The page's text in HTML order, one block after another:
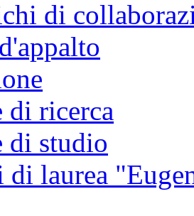
di
di ricerca
di studio
di laurea